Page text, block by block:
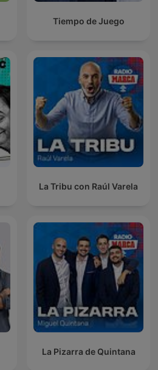
Tiempo de Juego
La Tribu con Raúl Varela
La Pizarra de Quintana